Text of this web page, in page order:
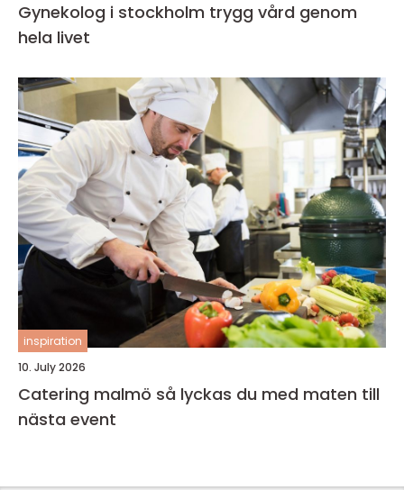
Gynekolog i stockholm trygg vård genom
hela livet
inspiration
10. July 2026
Catering malmö så lyckas du med maten till
nästa event